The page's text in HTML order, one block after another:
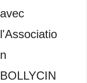
avec
l'Associatio
n
BOLLYCIN